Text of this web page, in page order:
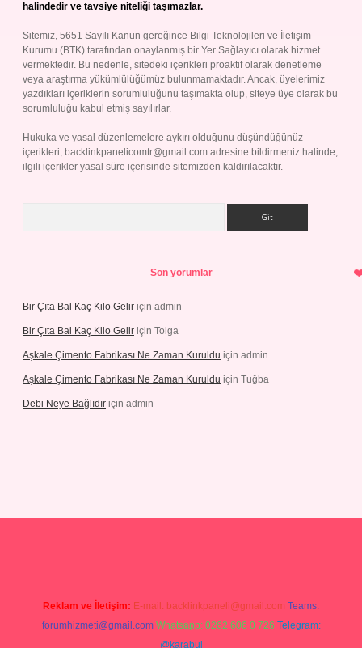
halindedir ve tavsiye niteliği taşımazlar.
Sitemiz, 5651 Sayılı Kanun gereğince Bilgi Teknolojileri ve İletişim
Kurumu (BTK) tarafından onaylanmış bir Yer Sağlayıcı olarak hizmet
vermektedir. Bu nedenle, sitedeki içerikleri proaktif olarak denetleme
veya araştırma yükümlülüğümüz bulunmamaktadır. Ancak, üyelerimiz
yazdıkları içeriklerin sorumluluğunu taşımakta olup, siteye üye olarak bu
sorumluluğu kabul etmiş sayılırlar.
Hukuka ve yasal düzenlemelere aykırı olduğunu düşündüğünüz
içerikleri, backlinkpanelicomtr@gmail.com adresine bildirmeniz halinde,
ilgili içerikler yasal süre içerisinde sitemizden kaldırılacaktır.
Son yorumlar
Bir Çıta Bal Kaç Kilo Gelir için admin
Bir Çıta Bal Kaç Kilo Gelir için Tolga
Aşkale Çimento Fabrikası Ne Zaman Kuruldu için admin
Aşkale Çimento Fabrikası Ne Zaman Kuruldu için Tuğba
Debi Neye Bağlıdır için admin
Reklam ve İletişim: E-mail: backlinkpaneli@gmail.com Teams:
forumhizmeti@gmail.com Whatsapp: 0262 606 0 726 Telegram:
@karabul